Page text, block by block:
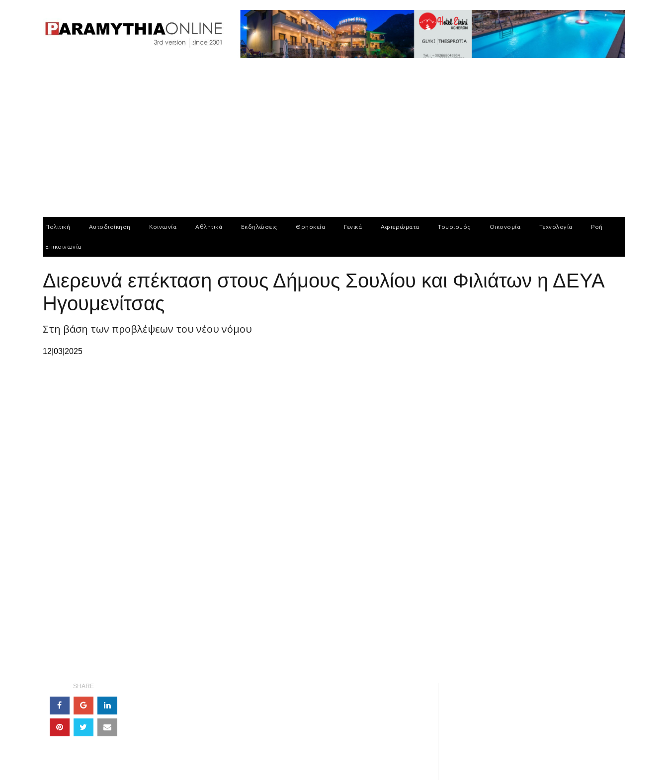
Πολιτική Αυτοδιοίκηση Κοινωνία Αθλητικά Εκδηλώσεις Θρησκεία Γενικά Αφιερώματα Τουρισμός Οικονομία Τεχνολογία Ροή
Επικοινωνία
Διερευνά επέκταση στους Δήμους Σουλίου και Φιλιάτων η ΔΕΥΑ
Ηγουμενίτσας
Στη βάση των προβλέψεων του νέου νόμου
12|03|2025
SHARE